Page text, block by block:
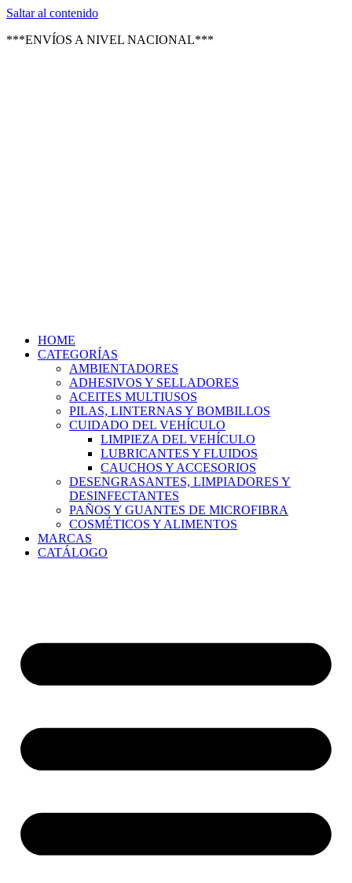
Texsal Venezuela –
Saltar al contenido
***ENVÍOS A NIVEL NACIONAL***
HOME
CATEGORÍAS
AMBIENTADORES
ADHESIVOS Y SELLADORES
ACEITES MULTIUSOS
PILAS, LINTERNAS Y BOMBILLOS
CUIDADO DEL VEHÍCULO
LIMPIEZA DEL VEHÍCULO
LUBRICANTES Y FLUIDOS
CAUCHOS Y ACCESORIOS
DESENGRASANTES, LIMPIADORES Y
DESINFECTANTES
PAÑOS Y GUANTES DE MICROFIBRA
COSMÉTICOS Y ALIMENTOS
MARCAS
CATÁLOGO